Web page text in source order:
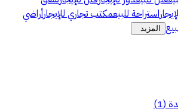
استراحة للبيعمكتب تجاري للإيجارأراضي
المزيد
(
1
)